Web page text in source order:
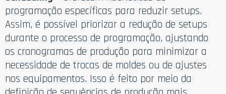
programação específicas para reduzir setups.
Assim, é possível priorizar a redução de setups
durante o processo de programação, ajustando
os cronogramas de produção para minimizar a
necessidade de trocas de moldes ou de ajustes
nos equipamentos. Isso é feito por meio da